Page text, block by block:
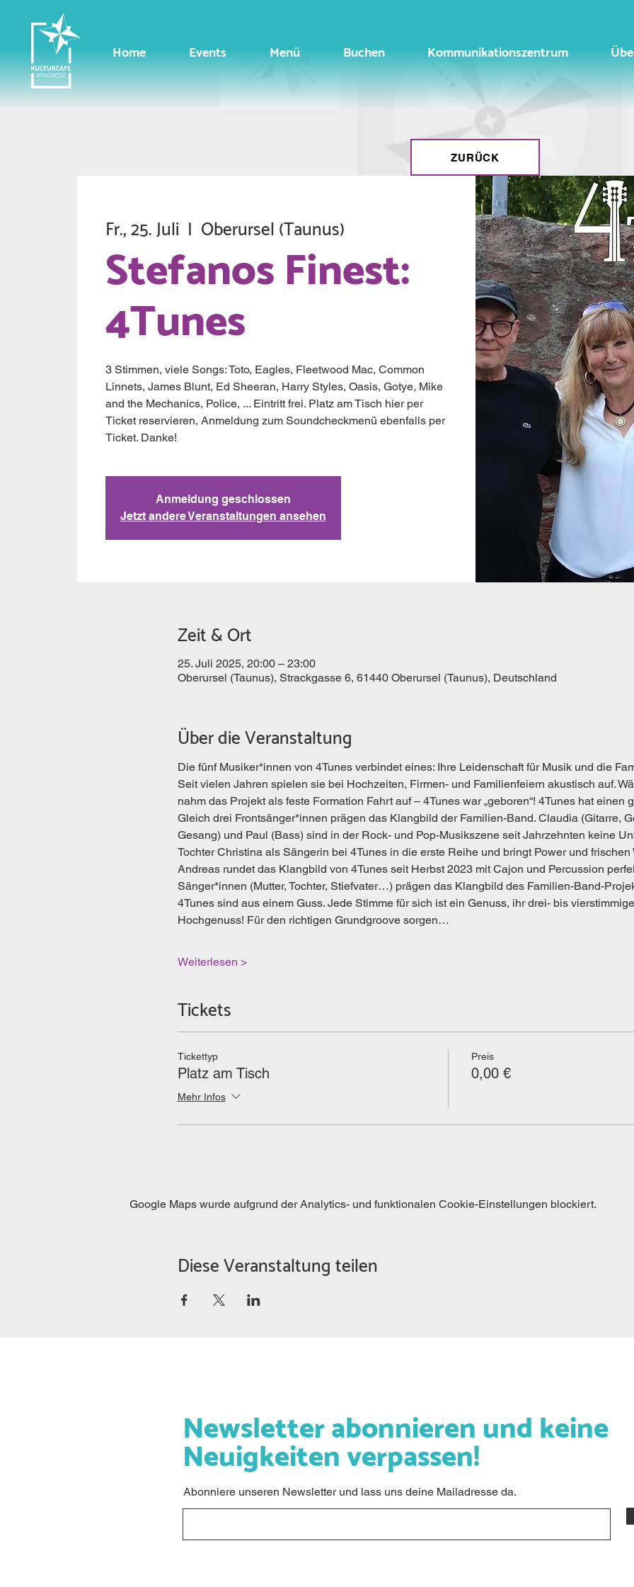
Home Events Menü Buchen Kommunikationszentrum
ZURÜCK
Fr., 25. Juli
  |
Oberursel (Taunus)
Stefanos Finest:
4Tunes
3 Stimmen, viele Songs: Toto, Eagles, Fleetwood Mac, Common
Linnets, James Blunt, Ed Sheeran, Harry Styles, Oasis, Gotye, Mike
and the Mechanics, Police, ... Eintritt frei. Platz am Tisch hier per
Ticket reservieren, Anmeldung zum Soundcheckmenü ebenfalls per
Ticket. Danke!
Anmeldung geschlossen
Jetzt andere Veranstaltungen ansehen
Zeit & Ort
25. Juli 2025, 20:00 – 23:00
Oberursel (Taunus), Strackgasse 6, 61440 Oberursel (Taunus), Deutschland
Über die Veranstaltung
Die fünf Musiker*innen von 4Tunes verbindet eines: Ihre Leidenschaft für Musik und die
Seit vielen Jahren spielen sie bei Hochzeiten, Firmen- und Familienfeiern akustisch auf.
nahm das Projekt als feste Formation Fahrt auf – 4Tunes war „geboren“! 4Tunes hat einen
Gleich drei Frontsänger*innen prägen das Klangbild der Familien-Band. Claudia (Gitarre,
Gesang) und Paul (Bass) sind in der Rock- und Pop-Musikszene seit Jahrzehnten keine
Tochter Christina als Sängerin bei 4Tunes in die erste Reihe und bringt Power und
Andreas rundet das Klangbild von 4Tunes seit Herbst 2023 mit Cajon und Percussion
Sänger*innen (Mutter, Tochter, Stiefvater…) prägen das Klangbild des Familien-Band-
4Tunes sind aus einem Guss. Jede Stimme für sich ist ein Genuss, ihr drei- bis
Hochgenuss! Für den richtigen Grundgroove sorgen…
Weiterlesen >
Tickets
Tickettyp
Platz am Tisch
Mehr Infos
Preis
0,00 €
Google Maps wurde aufgrund der Analytics- und funktionalen Cookie-Einstellungen blockiert.
Diese Veranstaltung teilen
Newsletter abonnieren und keine
Neuigkeiten verpassen!
Abonniere unseren Newsletter und lass uns deine Mailadresse da.